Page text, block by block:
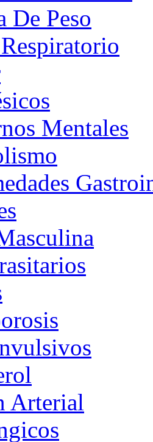
De Peso
Mentales
Arterial